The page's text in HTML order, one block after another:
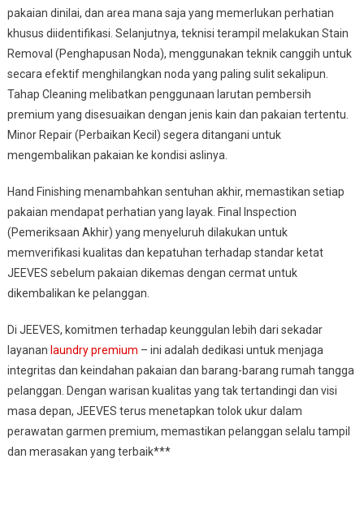
pakaian dinilai, dan area mana saja yang memerlukan perhatian
khusus diidentifikasi. Selanjutnya, teknisi terampil melakukan Stain
Removal (Penghapusan Noda), menggunakan teknik canggih untuk
secara efektif menghilangkan noda yang paling sulit sekalipun.
Tahap Cleaning melibatkan penggunaan larutan pembersih
premium yang disesuaikan dengan jenis kain dan pakaian tertentu.
Minor Repair (Perbaikan Kecil) segera ditangani untuk
mengembalikan pakaian ke kondisi aslinya.
Hand Finishing menambahkan sentuhan akhir, memastikan setiap
pakaian mendapat perhatian yang layak. Final Inspection
(Pemeriksaan Akhir) yang menyeluruh dilakukan untuk
memverifikasi kualitas dan kepatuhan terhadap standar ketat
JEEVES sebelum pakaian dikemas dengan cermat untuk
dikembalikan ke pelanggan.
Di JEEVES, komitmen terhadap keunggulan lebih dari sekadar
layanan laundry premium – ini adalah dedikasi untuk menjaga
integritas dan keindahan pakaian dan barang-barang rumah tangga
pelanggan. Dengan warisan kualitas yang tak tertandingi dan visi
masa depan, JEEVES terus menetapkan tolok ukur dalam
perawatan garmen premium, memastikan pelanggan selalu tampil
dan merasakan yang terbaik***